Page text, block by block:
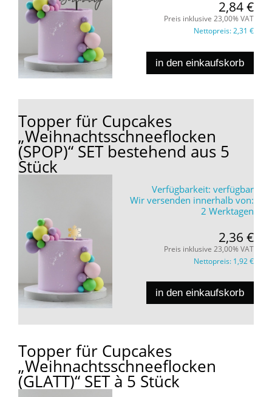
2,84 €
Preis inklusive 23,00% VAT
Nettopreis:2,31 €
in den einkaufskorb
Topper für Cupcakes
„Weihnachtsschneeflocken
(SPOP)“ SET bestehend aus 5
Stück
Verfügbarkeit: verfügbar
Wir versenden innerhalb von:
2 Werktagen
2,36 €
Preis inklusive 23,00% VAT
Nettopreis: 1,92 €
in den einkaufskorb
Topper für Cupcakes
„Weihnachtsschneeflocken
(GLATT)“ SET à 5 Stück